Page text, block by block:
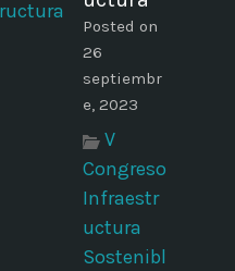
Posted on
26
septiembr
e, 2023
V
Congreso
Infraestr
uctura
Sostenibl